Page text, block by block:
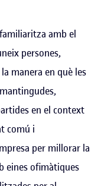
amb el
persones,
manera en què les
en el context
comú i
per millorar la
eines ofimàtiques